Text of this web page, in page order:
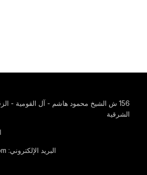
156 ش الشيخ محمود هاشم - آل القومية -
الشرقية
البريد الإلكتروني: info@med-town.com